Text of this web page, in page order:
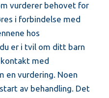
vurderer behovet for
i forbindelse med
hos
er i tvil om ditt barn
med
en vurdering. Noen
av behandling. Det